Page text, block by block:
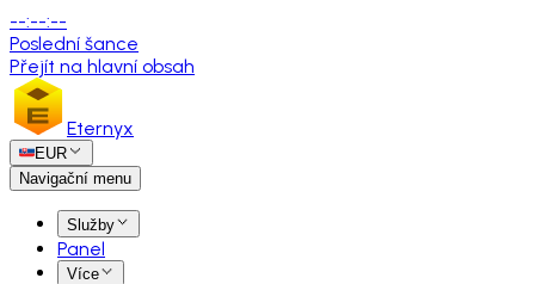
--:--:--
Poslední šance
Přejít na hlavní obsah
Eternyx
EUR
Navigační menu
Služby
Panel
Více